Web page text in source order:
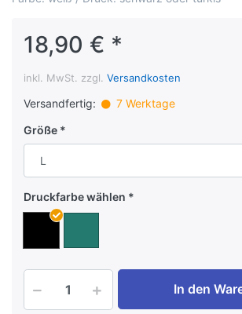
18,90 € *
inkl. MwSt. zzgl. Versandkosten
Versandfertig:
7 Werktage
Größe
Druckfarbe wählen
In den